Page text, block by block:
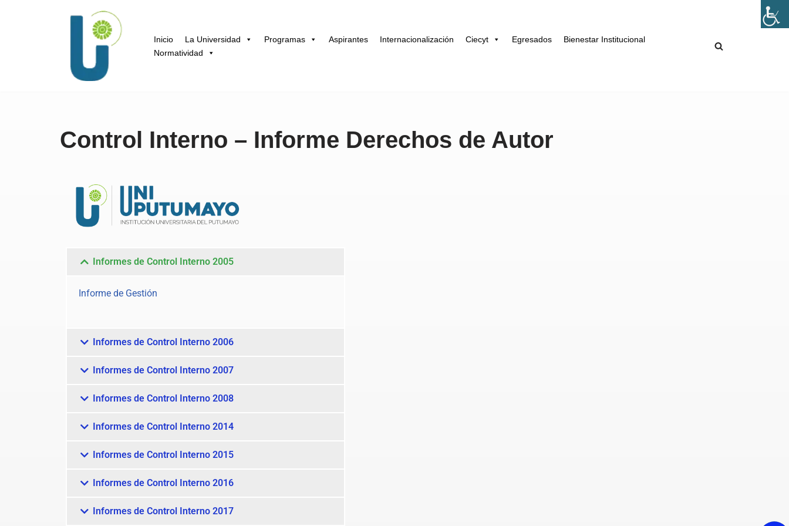
Inicio La Universidad Programas Aspirantes Internacionalización Ciecyt Egresados
Bienestar Institucional
Normatividad
Control Interno – Informe Derechos de Autor
Informes de Control Interno 2005
Informe de Gestión
Informes de Control Interno 2006
Informes de Control Interno 2007
Informes de Control Interno 2008
Informes de Control Interno 2014
Informes de Control Interno 2015
Informes de Control Interno 2016
Informes de Control Interno 2017